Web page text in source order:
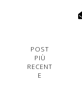
POST
PIÙ
RECENT
E